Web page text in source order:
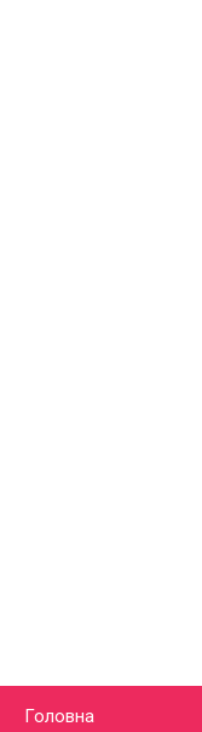
Головна